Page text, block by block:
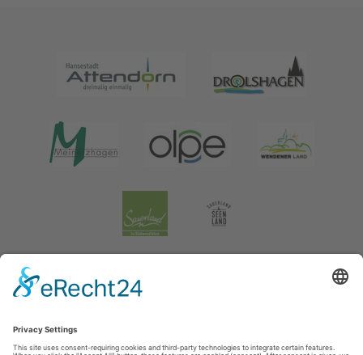
Impressum|Verklaring inzake de gegevensbescherming|